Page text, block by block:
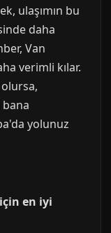
ulaşımın bu
daha
Van
verimli kılar.
yolunuz
en iyi